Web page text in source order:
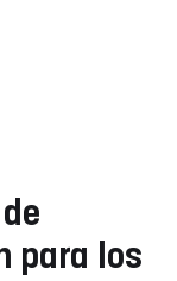
para los